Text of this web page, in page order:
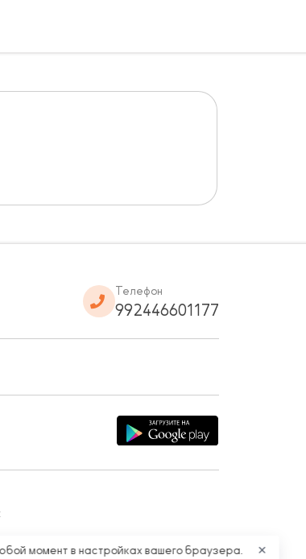
Телефон
992446601177
момент в настройках вашего браузера. ✕